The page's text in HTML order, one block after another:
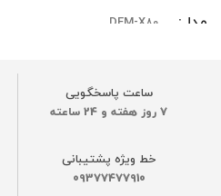
مدل DEM-X80
قدرت مکش موتور
ساعت پاسخگویی
7 روز هفته و 24 ساعته
خط ویژه پشتیبانی
09377477910